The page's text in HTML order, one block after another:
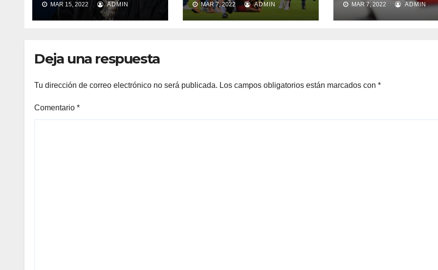
Atlas
MAR 15, 2022 ADMIN MAR 7, 2022 ADMIN MAR 7, 2022 ADMIN
Deja una respuesta
Tu dirección de correo electrónico no será publicada. Los campos obligatorios están marcados con *
Comentario *